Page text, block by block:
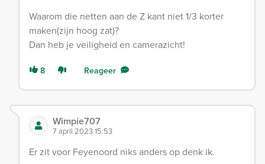
Waarom die netten aan de Z kant niet 1/3 korter
maken(zijn hoog zat)?
Dan heb je veiligheid en camerazicht!
8 Reageer
Wimpie707
7 april 2023 15:53
Er zit voor Feyenoord niks anders op denk ik.